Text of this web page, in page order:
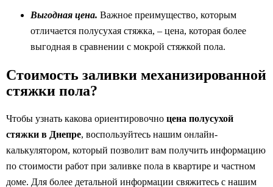
Выгодная цена. Важное преимущество, которым
отличается полусухая стяжка, – цена, которая более
выгодная в сравнении с мокрой стяжкой пола.
Стоимость заливки механизированной
стяжки пола?
Чтобы узнать какова ориентировочно цена полусухой
стяжки в Днепре, воспользуйтесь нашим онлайн-
калькулятором, который позволит вам получить информацию
по стоимости работ при заливке пола в квартире и частном
доме. Для более детальной информации свяжитесь с нашим